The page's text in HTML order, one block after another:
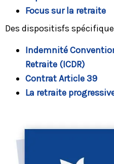
Focus sur la retraite
Des dispositisfs
Indemnité
Retraite (ICDR)
Contrat Article 39
La retraite